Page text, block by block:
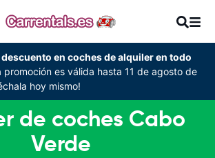
descuento en coches de alquiler en todo
promoción es válida hasta 11 de agosto de
hoy mismo!
de coches Cabo
Verde